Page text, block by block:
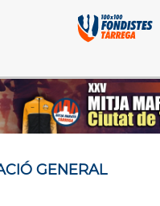
GENERAL